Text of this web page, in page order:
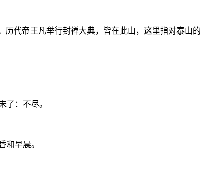
代帝王凡举行封禅大典，皆在此山，这里指对泰山的
了：不尽。
和早晨。